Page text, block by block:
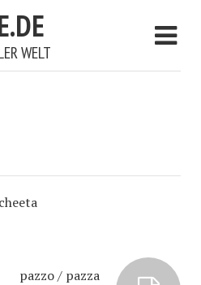
WELT
pazzo / pazza